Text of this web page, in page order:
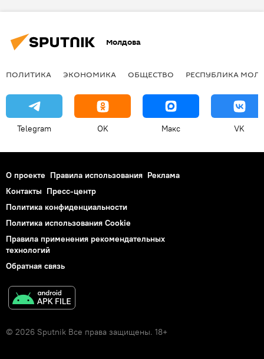
Молдова
ПОЛИТИКА ЭКОНОМИКА ОБЩЕСТВО РЕСПУБЛИКА
Telegram OK Макс VK
О проекте Правила использования Реклама
Контакты Пресс-центр
Политика конфиденциальности
Политика использования Cookie
Правила применения рекомендательных
технологий
Обратная связь
© 2026 Sputnik Все права защищены. 18+